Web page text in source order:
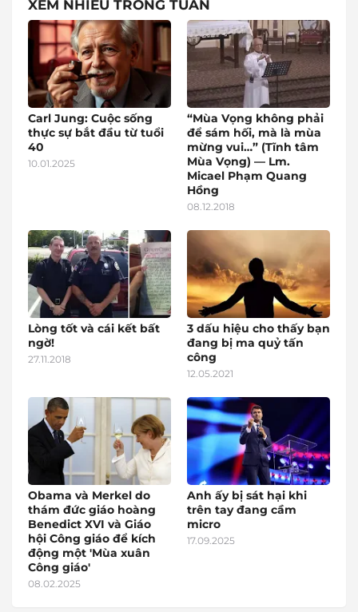
XEM NHIỀU TRONG TUẦN
Carl Jung: Cuộc sống
thực sự bắt đầu từ tuổi
40
10.01.2025
“Mùa Vọng không phải
để sám hối, mà là mùa
mừng vui…” (Tĩnh tâm
Mùa Vọng) — Lm.
Micael Phạm Quang
Hồng
08.12.2018
Lòng tốt và cái kết bất
ngờ!
27.11.2018
3 dấu hiệu cho thấy bạn
đang bị ma quỷ tấn
công
12.05.2021
Obama và Merkel do
thám đức giáo hoàng
Benedict XVI và Giáo
hội Công giáo để kích
động một 'Mùa xuân
Công giáo'
08.02.2025
Anh ấy bị sát hại khi
trên tay đang cầm
micro
17.09.2025